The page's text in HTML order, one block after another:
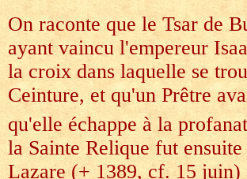
On raconte que le Tsar de
ayant vaincu l'empereur
la croix dans laquelle se
Ceinture, et qu'un Prêtre
qu'elle échappe à la
la Sainte Relique fut
Lazare (+ 1389, cf. 15 juin)